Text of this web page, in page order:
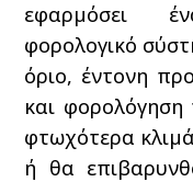
εφαρμόσει
φορολογικό
όριο, έντονη
και φορολόγηση
φτωχότερα
ή θα